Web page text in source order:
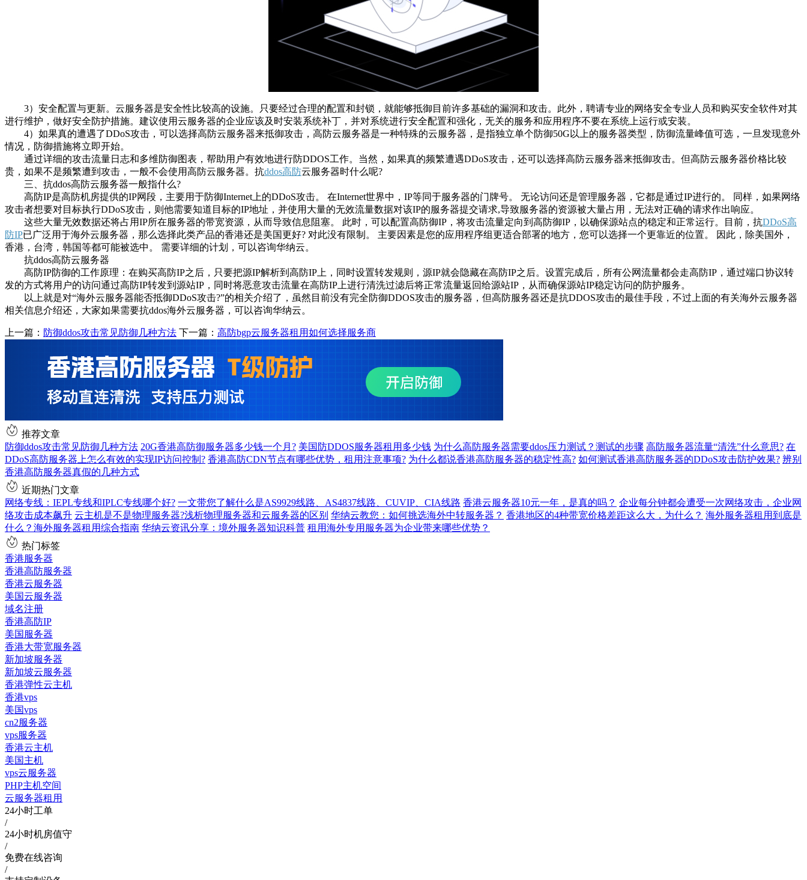
3）安全配置与更新。云服务器是安全性比较高的设施。只要经过合理的配置和封锁，就能够抵御目前许多基础的漏洞和攻击。此外，聘请专业的网络安全专业人员和购买安全软件对其
进行维护，做好安全防护措施。建议使用云服务器的企业应该及时安装系统补丁，并对系统进行安全配置和强化，无关的服务和应用程序不要在系统上运行或安装。
4）如果真的遭遇了DDoS攻击，可以选择高防云服务器来抵御攻击，高防云服务器是一种特殊的云服务器，是指独立单个防御50G以上的服务器类型，防御流量峰值可选，一旦发现意外
情况，防御措施将立即开始。
通过详细的攻击流量日志和多维防御图表，帮助用户有效地进行防DDOS工作。当然，如果真的频繁遭遇DDoS攻击，还可以选择高防云服务器来抵御攻击。但高防云服务器价格比较
贵，如果不是频繁遭到攻击，一般不会使用高防云服务器。抗ddos高防云服务器时什么呢?
三、抗ddos高防云服务器一般指什么?
高防IP是高防机房提供的IP网段，主要用于防御Internet上的DDoS攻击。 在Internet世界中，IP等同于服务器的门牌号。 无论访问还是管理服务器，它都是通过IP进行的。 同样，如果网络
攻击者想要对目标执行DDoS攻击，则他需要知道目标的IP地址，并使用大量的无效流量数据对该IP的服务器提交请求,导致服务器的资源被大量占用，无法对正确的请求作出响应。
这些大量无效数据还将占用IP所在服务器的带宽资源，从而导致信息阻塞。 此时，可以配置高防御IP，将攻击流量定向到高防御IP，以确保源站点的稳定和正常运行。目前，抗DDoS高
防IP已广泛用于海外云服务器，那么选择此类产品的香港还是美国更好? 对此没有限制。 主要因素是您的应用程序组更适合部署的地方，您可以选择一个更靠近的位置。 因此，除美国外，
香港，台湾，韩国等都可能被选中。 需要详细的计划，可以咨询华纳云。
抗ddos高防云服务器
高防IP防御的工作原理：在购买高防IP之后，只要把源IP解析到高防IP上，同时设置转发规则，源IP就会隐藏在高防IP之后。设置完成后，所有公网流量都会走高防IP，通过端口协议转
发的方式将用户的访问通过高防IP转发到源站IP，同时将恶意攻击流量在高防IP上进行清洗过滤后将正常流量返回给源站IP，从而确保源站IP稳定访问的防护服务。
以上就是对“海外云服务器能否抵御DDoS攻击?”的相关介绍了，虽然目前没有完全防御DDOS攻击的服务器，但高防服务器还是抗DDOS攻击的最佳手段，不过上面的有关海外云服务器
相关信息介绍还，大家如果需要抗ddos海外云服务器，可以咨询华纳云。
上一篇： 防御ddos攻击常见防御几种方法 下一篇： 高防bgp云服务器租用如何选择服务商
推荐文章
防御ddos攻击常见防御几种方法 20G香港高防御服务器多少钱一个月? 美国防DDOS服务器租用多少钱 为什么高防服务器需要ddos压力测试？测试的步骤 高防服务器流量“清洗”什么意思? 在
DDoS高防服务器上怎么有效的实现IP访问控制? 香港高防CDN节点有哪些优势，租用注意事项? 为什么都说香港高防服务器的稳定性高? 如何测试香港高防服务器的DDoS攻击防护效果? 辨别
香港高防服务器真假的几种方式
近期热门文章
网络专线：IEPL专线和IPLC专线哪个好? 一文带您了解什么是AS9929线路、AS4837线路、CUVIP、CIA线路 香港云服务器10元一年，是真的吗？ 企业每分钟都会遭受一次网络攻击，企业网
络攻击成本飙升 云主机是不是物理服务器?浅析物理服务器和云服务器的区别 华纳云教您：如何挑选海外中转服务器？ 香港地区的4种带宽价格差距这么大，为什么？ 海外服务器租用到底是
什么？海外服务器租用综合指南 华纳云资讯分享：境外服务器知识科普 租用海外专用服务器为企业带来哪些优势？
热门标签
香港服务器
香港高防服务器
香港云服务器
美国云服务器
域名注册
香港高防IP
美国服务器
香港大带宽服务器
新加坡服务器
新加坡云服务器
香港弹性云主机
香港vps
美国vps
cn2服务器
vps服务器
香港云主机
美国主机
vps云服务器
PHP主机空间
云服务器租用
24小时工单
/
24小时机房值守
/
免费在线咨询
/